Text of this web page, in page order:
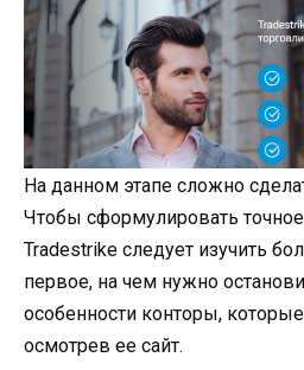
На данном этапе сложно
Чтобы сформулировать
Tradestrike следует изучить
первое, на чем нужно
особенности конторы,
осмотрев ее сайт.